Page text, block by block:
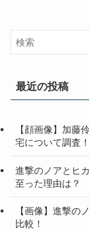
最近の投稿
【顔画像】加藤
宅について調査！
進撃のノアとヒ
至った理由は？
【画像】進撃の
比較！